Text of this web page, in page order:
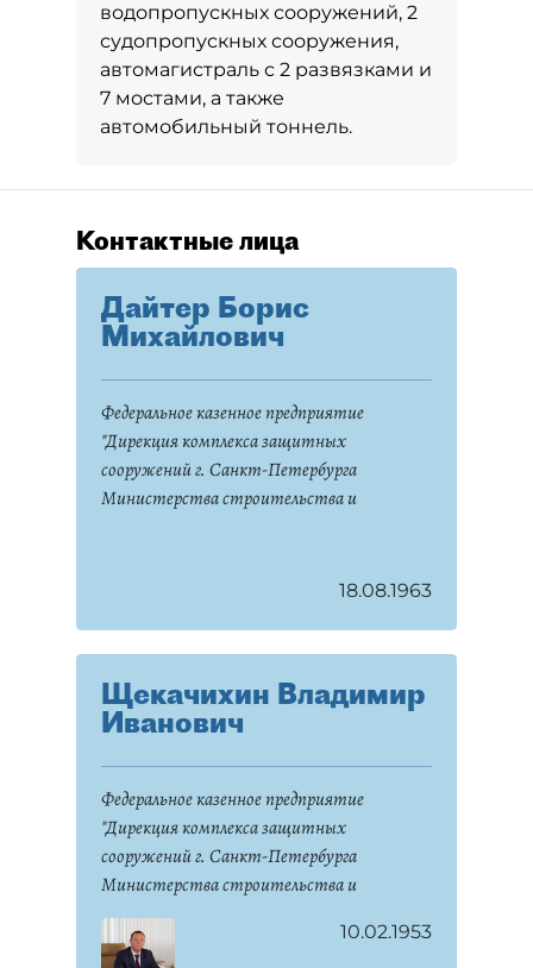
водопропускных сооружений, 2
судопропускных сооружения,
автомагистраль с 2 развязками и
7 мостами, а также
автомобильный тоннель.
Контактные лица
Дайтер Борис
Михайлович
Федеральное казенное предприятие
"Дирекция комплекса защитных
сооружений г. Санкт-Петербурга
Министерства строительства и
18.08.1963
Щекачихин Владимир
Иванович
Федеральное казенное предприятие
"Дирекция комплекса защитных
сооружений г. Санкт-Петербурга
Министерства строительства и
жилищно-коммунального хозяйства
Российской Федерации"
10.02.1953